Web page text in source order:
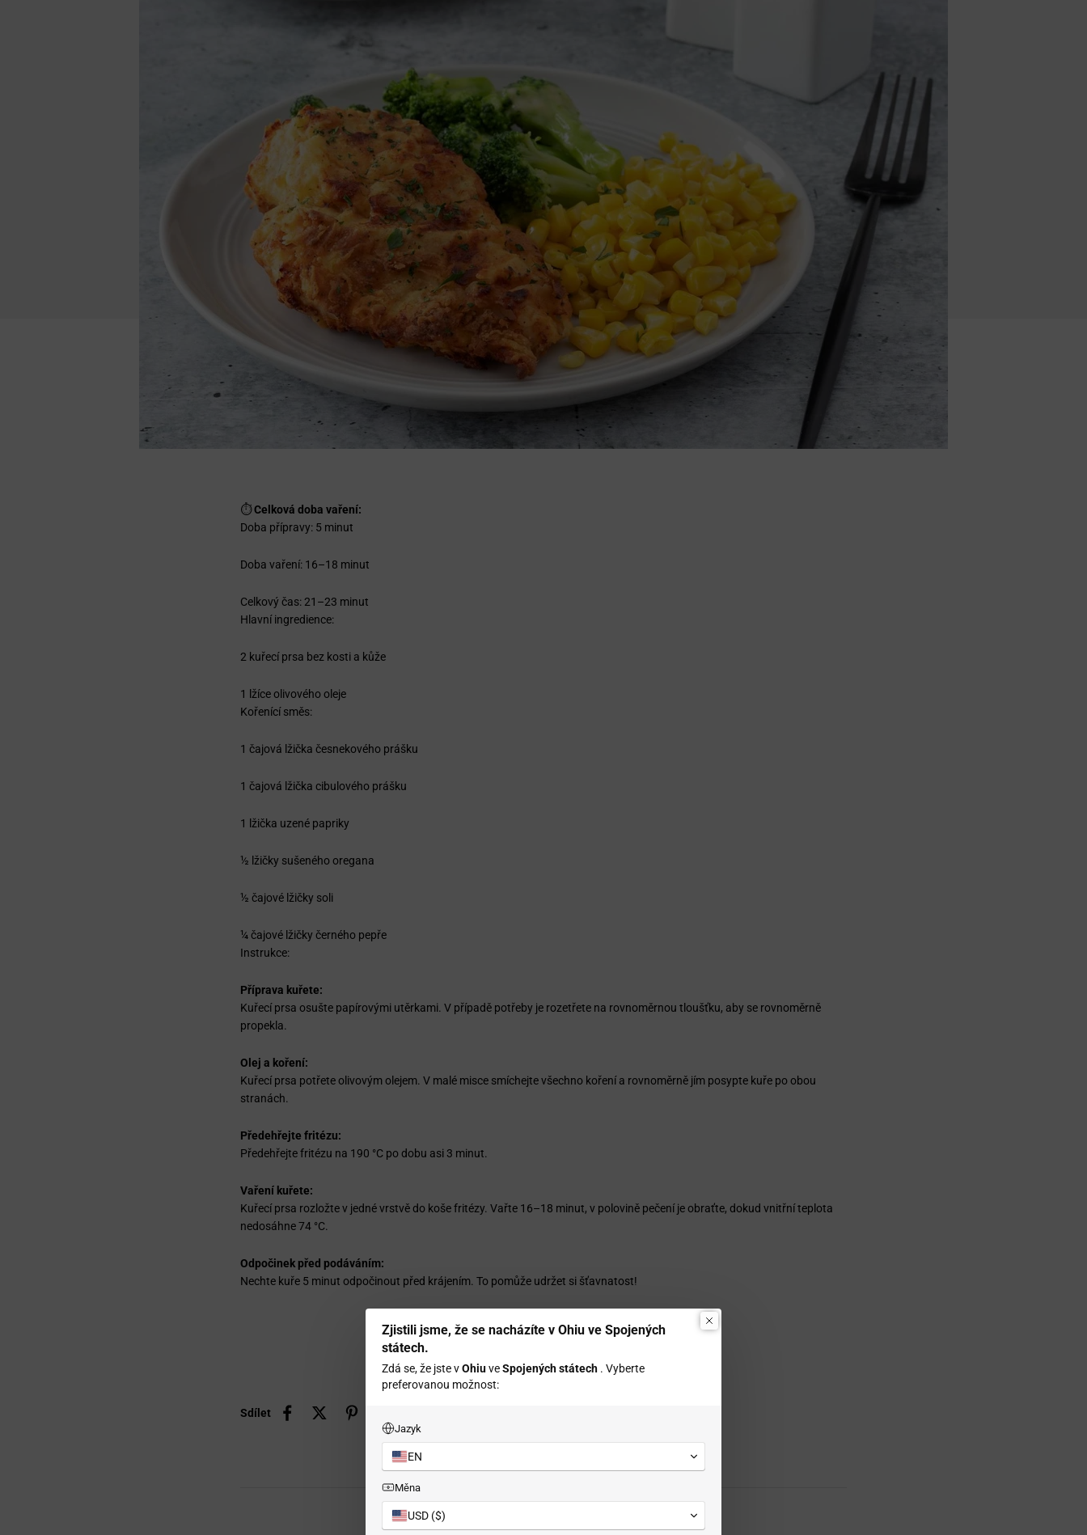
⏱️Celková doba vaření:
Doba přípravy: 5 minut
Doba vaření: 16–18 minut
Celkový čas: 21–23 minut
Hlavní ingredience:
2 kuřecí prsa bez kosti a kůže
1 lžíce olivového oleje
Kořenící směs:
1 čajová lžička česnekového prášku
1 čajová lžička cibulového prášku
1 lžička uzené papriky
½ lžičky sušeného oregana
½ čajové lžičky soli
¼ čajové lžičky černého pepře
Instrukce:
Příprava kuřete:
Kuřecí prsa osušte papírovými utěrkami. V případě potřeby je rozetřete na rovnoměrnou tloušťku, aby se rovnoměrně
propekla.
Olej a koření:
Kuřecí prsa potřete olivovým olejem. V malé misce smíchejte všechno koření a rovnoměrně jím posypte kuře po obou
stranách.
Předehřejte fritézu:
Předehřejte fritézu na 190 °C po dobu asi 3 minut.
Vaření kuřete:
Kuřecí prsa rozložte v jedné vrstvě do koše fritézy. Vařte 16–18 minut, v polovině pečení je obraťte, dokud vnitřní teplota
nedosáhne 74 °C.
Odpočinek před podáváním:
Nechte kuře 5 minut odpočinout před krájením. To pomůže udržet si šťavnatost!
Sdílet
Zjistili jsme, že se nacházíte v Ohiu ve Spojených
státech.
Zdá se, že jste vOhiuveSpojených státech . Vyberte
preferovanou možnost:
Jazyk
EN
Měna
USD ($)